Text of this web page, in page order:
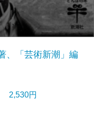
、「芸術新潮」編
2,530円